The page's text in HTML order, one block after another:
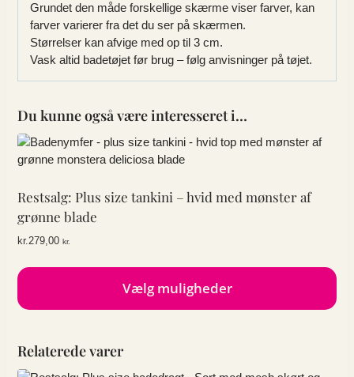
Grundet den måde forskellige skærme viser farver, kan
farver varierer fra det du ser på skærmen.
Størrelser kan afvige med op til 3 cm.
Vask altid badetøjet før brug – følg anvisninger på tøjet.
Du kunne også være interesseret i…
Restsalg: Plus size tankini – hvid med mønster af
grønne blade
kr.279,00 kr.
Vælg muligheder
har
flere
Relaterede varer